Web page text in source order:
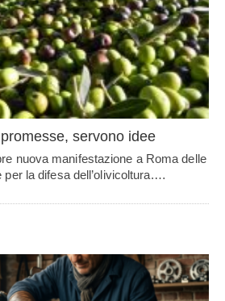
servono idee
nuova manifestazione a Roma delle
la difesa dell’olivicoltura.…